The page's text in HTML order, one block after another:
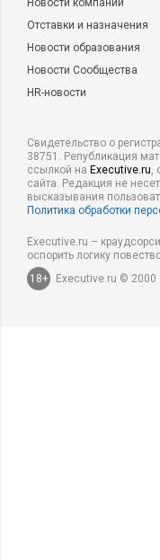
Новости компаний
Отставки и назначения
Новости образования
Новости Сообщества
HR-новости
Свидетельство о
38751. Републикация
ссылкой на Executive.ru,
сайта. Редакция не
высказывания
Политика обработки
Executive.ru –
оспорить логику
18+
Executive.ru © 2000